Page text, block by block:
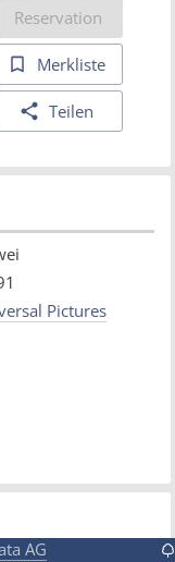
Reservation
Merkliste
Teilen
Pictures
AG